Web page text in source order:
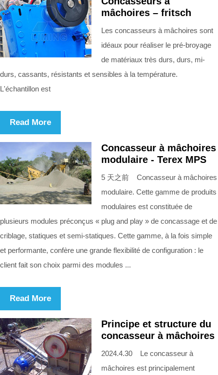
mâchoires – fritsch
Les concasseurs à mâchoires sont
idéaux pour réaliser le pré-broyage
de matériaux très durs, durs, mi-
durs, cassants, résistants et sensibles à la température.
L'échantillon est
Read More
Concasseur à mâchoires
modulaire - Terex MPS
5 天之前 Concasseur à mâchoires
modulaire. Cette gamme de produits
modulaires est constituée de
plusieurs modules préconçus « plug and play » de concassage et de
criblage, statiques et semi-statiques. Cette gamme, à la fois simple
et performante, confère une grande flexibilité de configuration : le
client fait son choix parmi des modules ...
Read More
Principe et structure du
concasseur à mâchoires
2024.4.30 Le concasseur à
mâchoires est principalement